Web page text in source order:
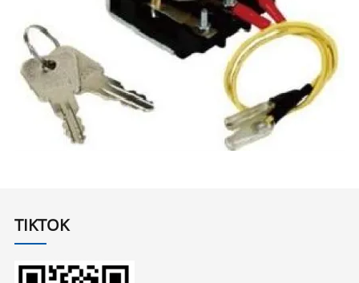
TIKTOK